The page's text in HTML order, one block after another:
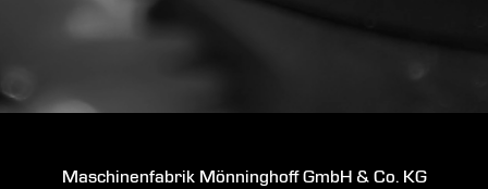
Maschinenfabrik Mönninghoff GmbH & Co. KG